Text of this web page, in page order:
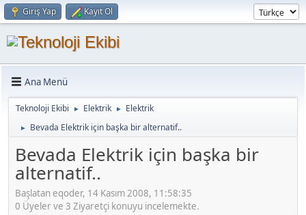
Giriş Yap Kayıt Ol
Ana Menü
Teknoloji Ekibi ► Elektrik ► Elektrik
► Bevada Elektrik için başka bir alternatif..
Bevada Elektrik için başka bir
alternatif..
Başlatan eqoder, 14 Kasım 2008, 11:58:35
0 Üyeler ve 3 Ziyaretçi konuyu incelemekte.